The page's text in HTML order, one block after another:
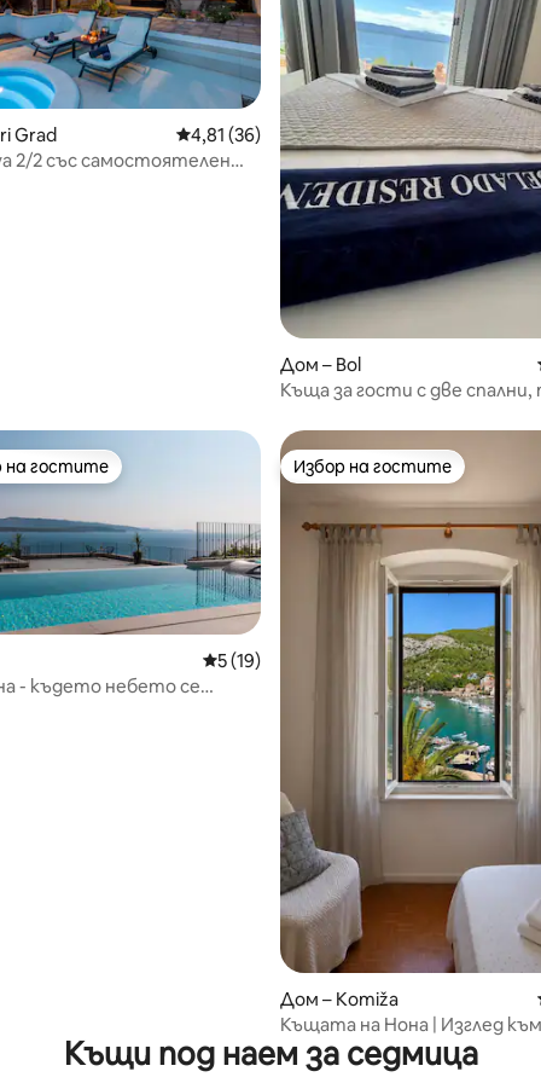
5, 116 отзива
Grad Средна оценка: 4,81 от 5, 36 отзива
4,81 (36)
2/2 със самостоятелен
Дом – Bol
Къща за гости с две спални,
5, 70 отзива
избор на гостите
на гостите
Средна оценка: 5 от 5, 19 отзива
5 (19)
- където небето се
Избор на гостите
Избор на гостите
Дом – Komiža
Къщата на Нона | Изглед към
пристанище Комижа
Къщи под наем за седмица